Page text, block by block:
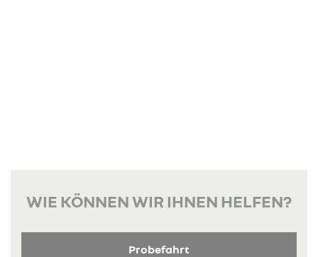
WIE KÖNNEN WIR IHNEN HELFEN?
Probefahrt